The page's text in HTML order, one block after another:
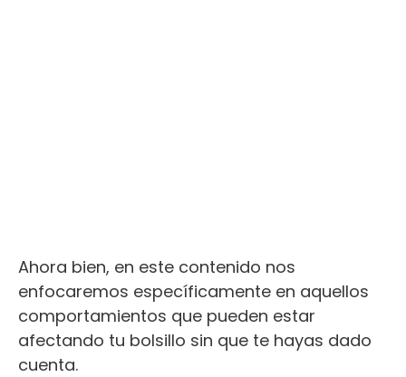
Ahora bien, en este contenido nos
enfocaremos específicamente en aquellos
comportamientos que pueden estar
afectando tu bolsillo sin que te hayas dado
cuenta.